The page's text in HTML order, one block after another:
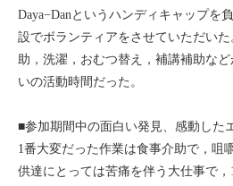
中国/海南島
ネパール
Daya−Danというハンディキャップを
設でボランティアをさせていただい
助，洗濯，おむつ替え，補講補助など
いの活動時間だった。
■参加期間中の面白い発見、感動した
1番大変だった作業は食事介助で，咀
供達にとっては苦痛を伴う大仕事で